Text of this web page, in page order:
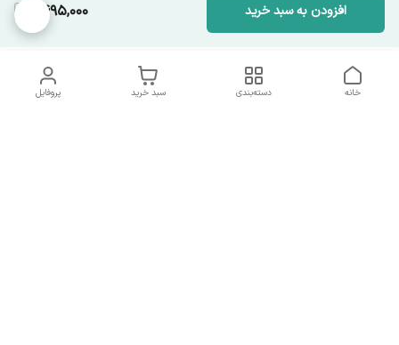
1,495,000 افزودن به سبد خرید
پروفایل سبد خرید دسته‌بندی خانه